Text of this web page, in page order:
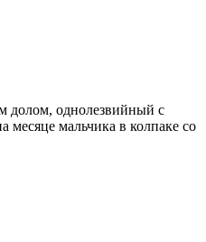
долом, однолезвийный с
мальчика в колпаке со